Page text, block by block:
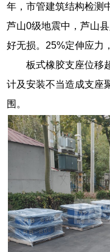
年，市管建筑结构检测
芦山0级地震中，芦山
好无损。25%定伸应力
板式橡胶支座位移
计及安装不当造成支座
围。